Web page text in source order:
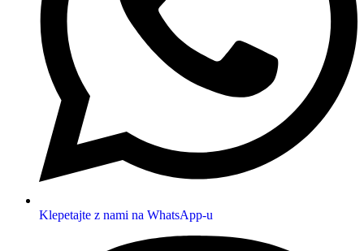
Klepetajte z nami na WhatsApp-u